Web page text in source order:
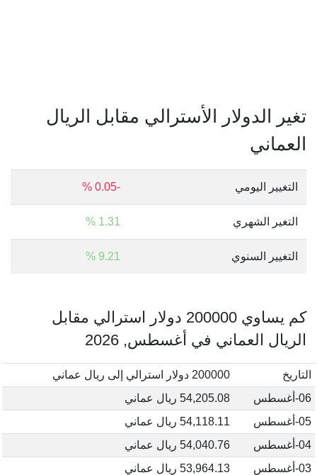
تغير الدولار الأسترالي مقابل الريال
العماني
التغيير اليومي -0.05 %
التغير الشهري 1.31 %
التغيير السنوي 9.21 %
كم يساوي 200000 دولار استرالي مقابل
الريال العماني في أغسطس, 2026
التاريخ
200000 دولار استرالي إلى ريال عماني
06-أغسطس
54,205.08 ريال عماني
05-أغسطس
54,118.11 ريال عماني
04-أغسطس
54,040.76 ريال عماني
03-أغسطس
53,964.13 ريال عماني